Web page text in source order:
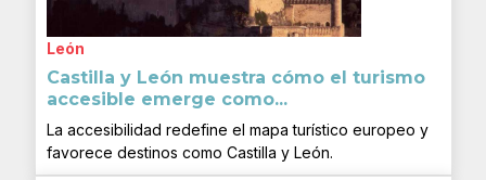
León
Castilla y León muestra cómo el turismo
accesible emerge como...
La accesibilidad redefine el mapa turístico europeo y
favorece destinos como Castilla y León.